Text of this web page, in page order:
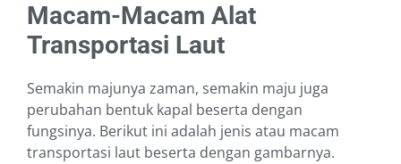
Macam-Macam Alat
Transportasi Laut
Semakin majunya zaman, semakin maju juga
perubahan bentuk kapal beserta dengan
fungsinya. Berikut ini adalah jenis atau macam
transportasi laut beserta dengan gambarnya.